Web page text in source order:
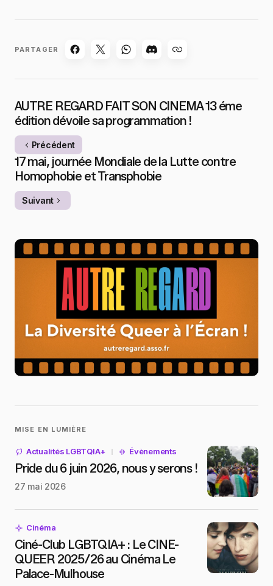
PARTAGER
AUTRE REGARD FAIT SON CINEMA 13 éme
édition dévoile sa programmation !
Précédent
17 mai, journée Mondiale de la Lutte contre
Homophobie et Transphobie
Suivant
MISE EN LUMIÈRE
Actualités LGBTQIA+ Évènements
Pride du 6 juin 2026, nous y serons !
27 mai 2026
Cinéma
Ciné-Club LGBTQIA+ : Le CINE-
QUEER 2025/26 au Cinéma Le
Palace-Mulhouse